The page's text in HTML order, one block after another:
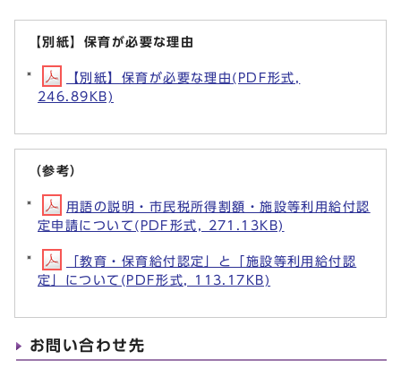
【別紙】保育が必要な理由
【別紙】保育が必要な理由(PDF形式,
246.89KB)
（参考）
用語の説明・市民税所得割額・施設等利用給付認
定申請について(PDF形式, 271.13KB)
「教育・保育給付認定」と「施設等利用給付認
定」について(PDF形式, 113.17KB)
お問い合わせ先